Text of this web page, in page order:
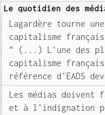
Le quotidien des
Lagardère tourne
capitalisme français
" (...) L'une des
capitalisme
référence d'EADS
Les médias doivent
et à l'indignation